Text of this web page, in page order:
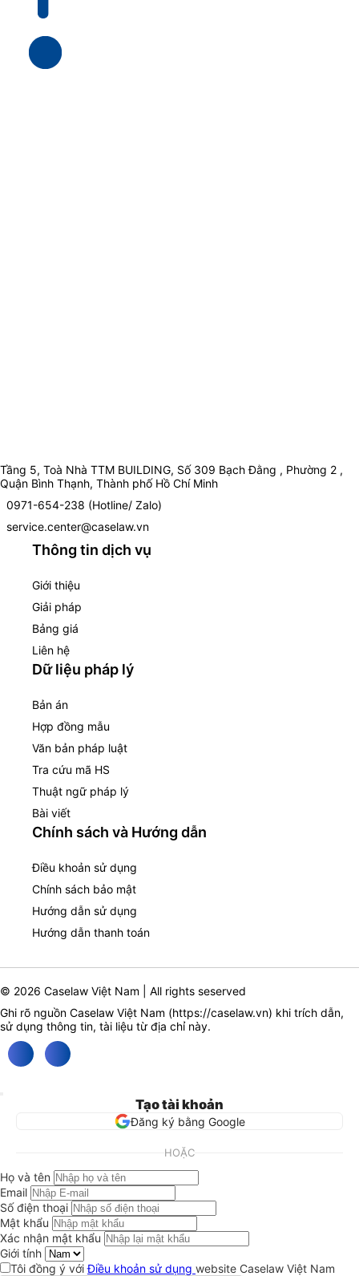
Tầng 5, Toà Nhà TTM BUILDING, Số 309 Bạch Đằng , Phường 2 ,
Quận Bình Thạnh, Thành phố Hồ Chí Minh
0971-654-238 (Hotline/ Zalo)
service.center@caselaw.vn
Thông tin dịch vụ
Giới thiệu
Giải pháp
Bảng giá
Liên hệ
Dữ liệu pháp lý
Bản án
Hợp đồng mẫu
Văn bản pháp luật
Tra cứu mã HS
Thuật ngữ pháp lý
Bài viết
Chính sách và Hướng dẫn
Điều khoản sử dụng
Chính sách bảo mật
Hướng dẫn sử dụng
Hướng dẫn thanh toán
© 2026 Caselaw Việt Nam | All rights seserved
Ghi rõ nguồn Caselaw Việt Nam (https://caselaw.vn) khi trích dẫn,
sử dụng thông tin, tài liệu từ địa chỉ này.
Tạo tài khoản
Đăng ký bằng Google
HOẶC
Họ và tên
Email
Số điện thoại
Mật khẩu
Xác nhận mật khẩu
Giới tính
Tôi đồng ý vớiĐiều khoản sử dụng website Caselaw Việt Nam